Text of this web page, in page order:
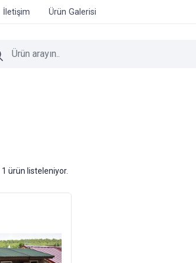
İletişim Ürün Galerisi
1 ürün listeleniyor.